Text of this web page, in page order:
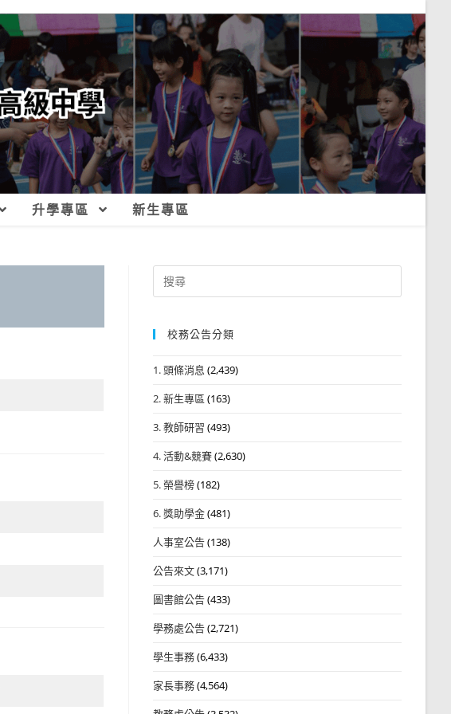
升學專區 新生專區
Search
for:
校務公告分類
1. 頭條消息 (2,439)
2. 新生專區 (163)
3. 教師研習 (493)
4. 活動&競賽(2,630)
5. 榮譽榜(182)
6. 獎助學金(481)
人事室公告(138)
公告來文(3,171)
圖書館公告(433)
學務處公告(2,721)
學生事務(6,433)
家長事務(4,564)